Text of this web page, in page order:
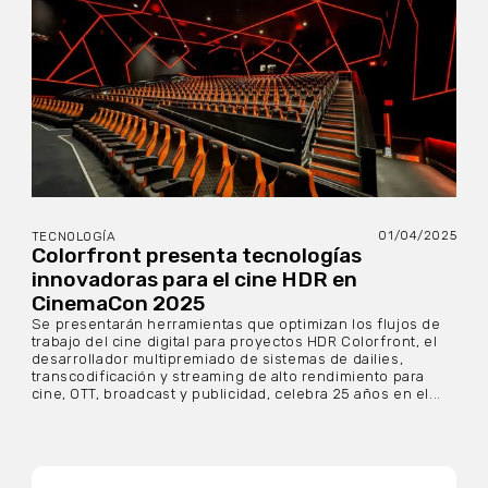
TECNOLOGÍA 01/04/2025
Colorfront presenta tecnologías
innovadoras para el cine HDR en
CinemaCon 2025
Se presentarán herramientas que optimizan los flujos de
trabajo del cine digital para proyectos HDR Colorfront, el
desarrollador multipremiado de sistemas de dailies,
transcodificación y streaming de alto rendimiento para
cine, OTT, broadcast y publicidad, celebra 25 años en el...